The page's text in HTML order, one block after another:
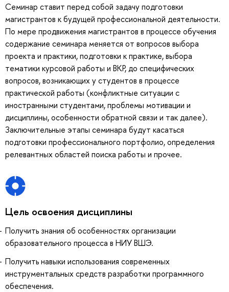
Семинар ставит перед собой задачу подготовки
магистрантов к будущей профессиональной деятельности.
По мере продвижения магистрантов в процессе обучения
содержание семинара меняется от вопросов выбора
проекта и практики, подготовки к практике, выбора
тематики курсовой работы и ВКР, до специфических
вопросов, возникающих у студентов в процессе
практической работы (конфликтные ситуации с
иностранными студентами, проблемы мотивации и
дисциплины, особенности обратной связи и так далее).
Заключительные этапы семинара будут касаться
подготовки профессионального портфолио, определения
релевантных областей поиска работы и прочее.
Цель освоения дисциплины
Получить знания об особенностях организации
образовательного процесса в НИУ ВШЭ.
Получить навыки использования современных
инструментальных средств разработки программного
обеспечения.